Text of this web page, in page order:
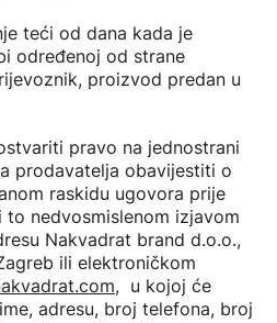
teći od dana kada je
određenoj od strane
proizvod predan u
pravo na jednostrani
prodavatelja obavijestiti o
raskidu ugovora prije
nedvosmislenom izjavom
Nakvadrat brand d.o.o.,
ili elektroničkom
, u kojoj će
adresu, broj telefona, broj